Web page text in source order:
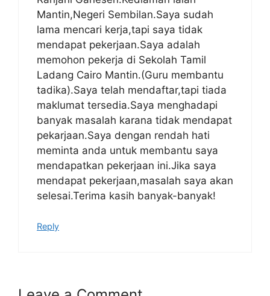
Kelayakan: Ijazah Sarjana Muda
Taraf
Jawatan:
Tetap/Kontrak
Tarikh Tutup: Rujuk Lampiran Dibawah
Jawatan Ditawarkan
EPF Protege Programme
Investment Management Compliance
Executive
Analyst | Analytics, Research &
Executive | Enterprise Scorecards &
Mantin,Negeri Sembilan.Saya sudah
lama mencari kerja,tapi saya tidak
mendapat pekerjaan.Saya adalah
memohon pekerja di Sekolah Tamil
Ladang Cairo Mantin.(Guru membantu
tadika).Saya telah mendaftar,tapi tiada
maklumat tersedia.Saya menghadapi
banyak masalah karana tidak mendapat
pekarjaan.Saya dengan rendah hati
meminta anda untuk membantu saya
mendapatkan pekerjaan ini.Jika saya
mendapat pekerjaan,masalah saya akan
selesai.Terima kasih banyak-banyak!
Reply